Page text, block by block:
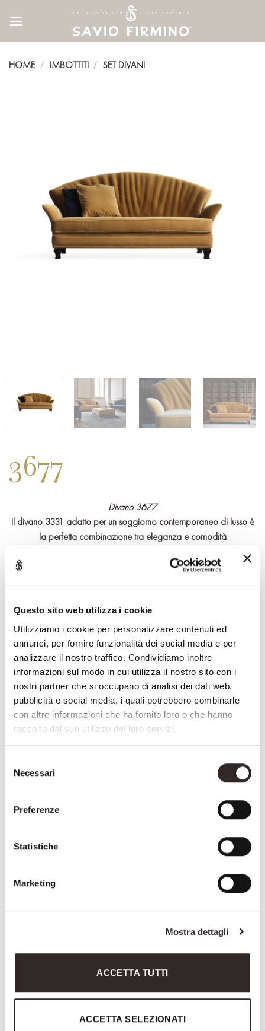
Questo sito web utilizza i cookie
Utilizziamo i cookie per personalizzare contenuti ed
annunci, per fornire funzionalità dei social media e per
analizzare il nostro traffico. Condividiamo inoltre
informazioni sul modo in cui utilizza il nostro sito con i
nostri partner che si occupano di analisi dei dati web,
pubblicità e social media, i quali potrebbero combinarle
con altre informazioni che ha fornito loro o che hanno
raccolto dal suo utilizzo dei loro servizi.
delNecessari
Preferenze
Statistiche
Marketing
Mostra dettagli
ACCETTA TUTTI
ACCETTA SELEZIONATI
HOME / IMBOTTITI / SET DIVANI
3677
Divano 3677
Il divano 3331 adatto per un soggiorno contemporaneo di lusso è
la perfetta combinazione tra eleganza e comodità
PRODOTTI CORRELATI
Savio Firmino
"" indica i campi obbligatori
Nome